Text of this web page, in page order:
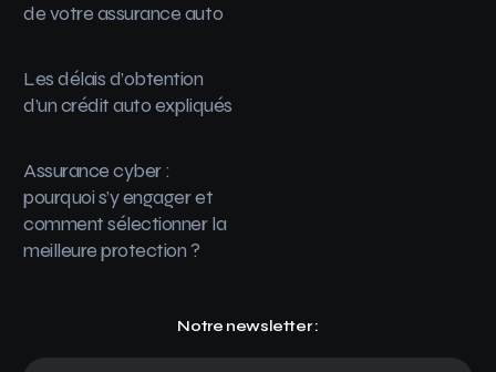
de votre assurance auto
Les délais d’obtention
d’un crédit auto expliqués
Assurance cyber :
pourquoi s’y engager et
comment sélectionner la
meilleure protection ?
Notre newsletter :